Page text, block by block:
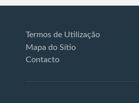
Termos de Utilização
Mapa do Sítio
Contacto